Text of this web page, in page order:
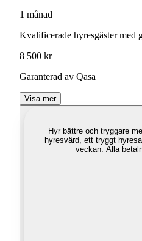
1 månad
Kvalificerade hyresgäster med
8 500 kr
Garanterad av Qasa
Visa mer
Hyr bättre och tryggare
hyresvärd, ett tryggt
veckan. Alla